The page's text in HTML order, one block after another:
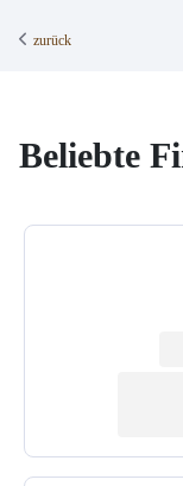
zurück
Beliebte